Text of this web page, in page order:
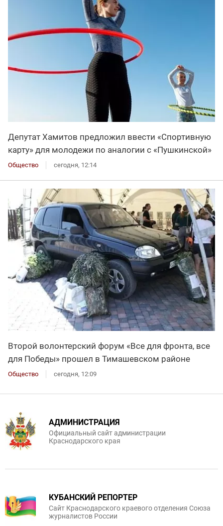
Депутат Хамитов предложил ввести «Спортивную
карту» для молодежи по аналогии с «Пушкинской»
Общество сегодня, 12:14
Второй волонтерский форум «Все для фронта, все
для Победы» прошел в Тимашевском районе
Общество сегодня, 12:09
АДМИНИСТРАЦИЯ
Официальный сайт администрации
Краснодарского края
КУБАНСКИЙ РЕПОРТЕР
Сайт Краснодарского краевого отделения Союза
журналистов России